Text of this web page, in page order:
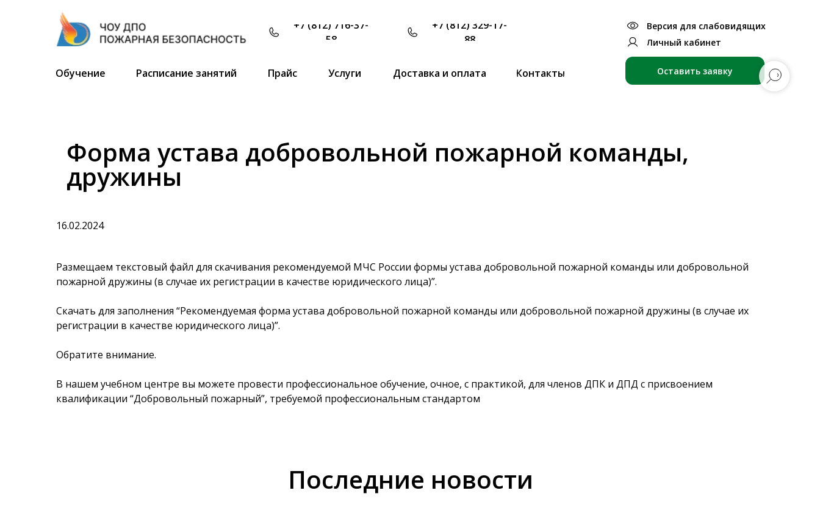
Оставить заявку
Обучение Расписание занятий
Версия для слабовидящих
Личный кабинет
+7 (812) 716-37-
58
+7 (812) 329-17-
88
Прайс Доставка и оплата Контакты
Услуги
Форма устава добровольной пожарной команды,
дружины
16.02.2024
Размещаем текстовый файл для скачивания рекомендуемой МЧС России формы устава добровольной пожарной команды или добровольной
пожарной дружины (в случае их регистрации в качестве юридического лица)”.
Скачать для заполнения “Рекомендуемая форма устава добровольной пожарной команды или добровольной пожарной дружины (в случае их
регистрации в качестве юридического лица)”.
Обратите внимание.
В нашем учебном центре вы можете провести профессиональное обучение, очное, с практикой, для членов ДПК и ДПД с присвоением
квалификации “Добровольный пожарный”, требуемой профессиональным стандартом
Последние новости